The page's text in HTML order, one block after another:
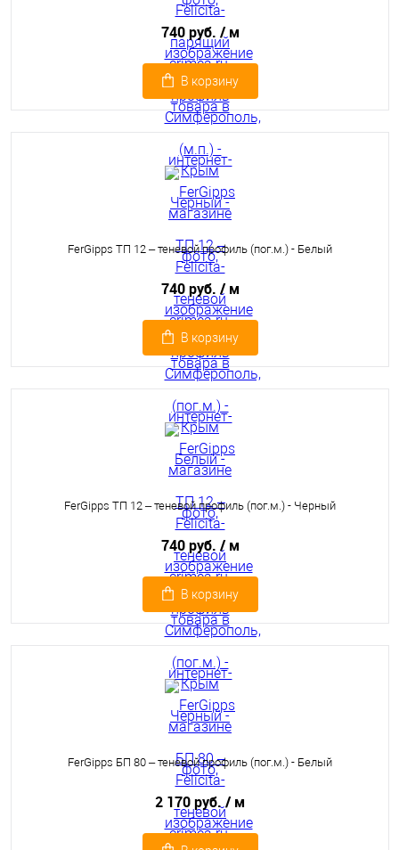
740 руб. / м
В корзину
FerGipps ТП 12 – теневой профиль (пог.м.) - Белый
740 руб. / м
В корзину
FerGipps ТП 12 – теневой профиль (пог.м.) - Черный
740 руб. / м
В корзину
FerGipps БП 80 – теневой профиль (пог.м.) - Белый
2 170 руб./ м